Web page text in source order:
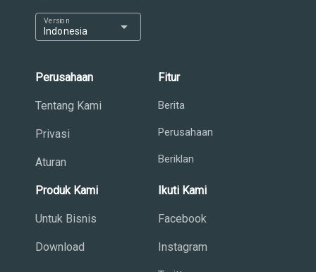
Indonesia
Version arrow_drop_down
Perusahaan
Tentang Kami
Privasi
Aturan
Fitur
Berita
Perusahaan
Beriklan
Produk Kami
Untuk Bisnis
Download
Ikuti Kami
Facebook
Instagram